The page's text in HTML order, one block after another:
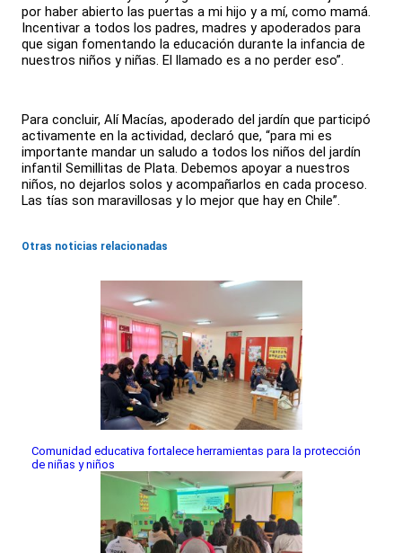
por haber abierto las puertas a mi hijo y a mí, como mamá.
Incentivar a todos los padres, madres y apoderados para
que sigan fomentando la educación durante la infancia de
nuestros niños y niñas. El llamado es a no perder eso”.
Para concluir, Alí Macías, apoderado del jardín que participó
activamente en la actividad, declaró que, “para mi es
importante mandar un saludo a todos los niños del jardín
infantil Semillitas de Plata. Debemos apoyar a nuestros
niños, no dejarlos solos y acompañarlos en cada proceso.
Las tías son maravillosas y lo mejor que hay en Chile”.
Otras noticias relacionadas
Comunidad educativa fortalece herramientas para la protección
de niñas y niños